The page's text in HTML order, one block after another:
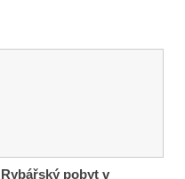
Rybářský pobyt v